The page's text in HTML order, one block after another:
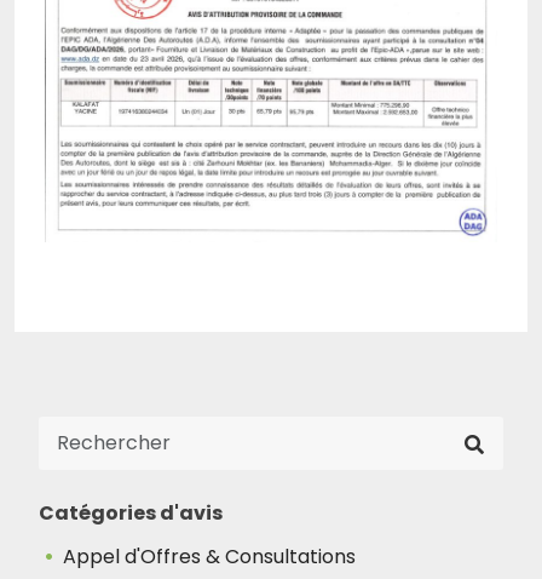
Catégories d'avis
Appel d'Offres & Consultations